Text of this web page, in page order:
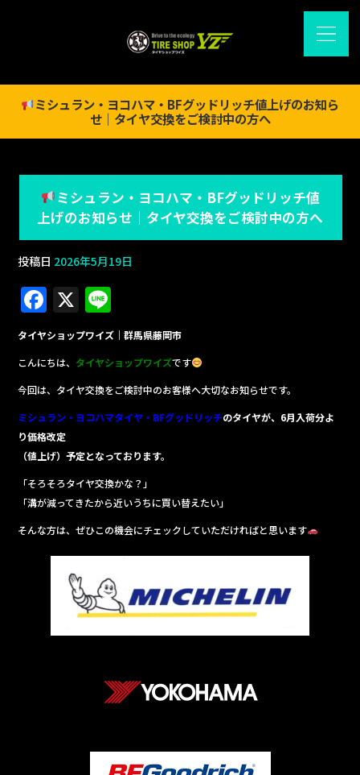
ミシュラン・ヨコハマ・BFグッドリッチ値上げのお知ら
せ｜タイヤ交換をご検討中の方へ
ミシュラン・ヨコハマ・BFグッドリッチ値
上げのお知らせ｜タイヤ交換をご検討中の方へ
投稿日 2026年5月19日
F
a
c
e
b
o
o
k
X
n
e
タイヤショップワイズ｜群馬県藤岡市
こんにちは、 タイヤショップワイズです
今回は、タイヤ交換をご検討中のお客様へ大切なお知らせです。
ミシュラン・ヨコハマタイヤ・BFグッドリッチのタイヤが、6月入荷分よ
り価格改定
（値上げ）予定となっております。
「そろそろタイヤ交換かな？」
「溝が減ってきたから近いうちに買い替えたい」
そんな方は、ぜひこの機会にチェックしていただければと思います